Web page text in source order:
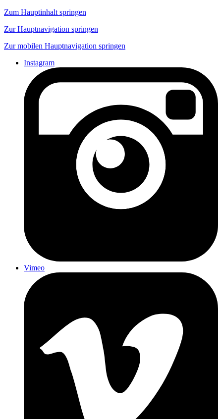
Zum Hauptinhalt springen
Zur Hauptnavigation springen
Zur mobilen Hauptnavigation springen
Instagram
Vimeo